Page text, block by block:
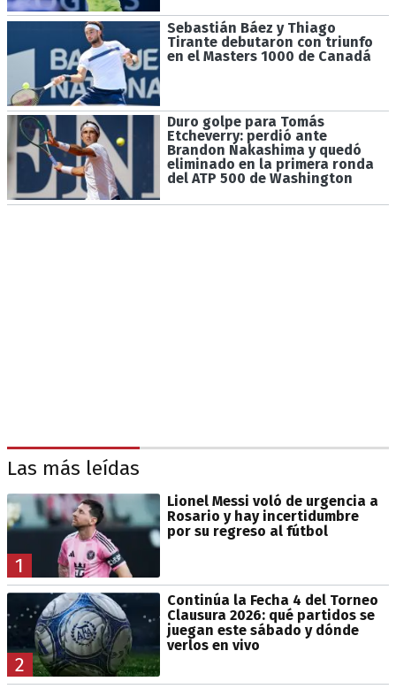
Sebastián Báez y Thiago
Tirante debutaron con triunfo
en el Masters 1000 de Canadá
Duro golpe para Tomás
Etcheverry: perdió ante
Brandon Nakashima y quedó
eliminado en la primera ronda
del ATP 500 de Washington
Las más leídas
1
Lionel Messi voló de urgencia a
Rosario y hay incertidumbre
por su regreso al fútbol
2
Continúa la Fecha 4 del Torneo
Clausura 2026: qué partidos se
juegan este sábado y dónde
verlos en vivo